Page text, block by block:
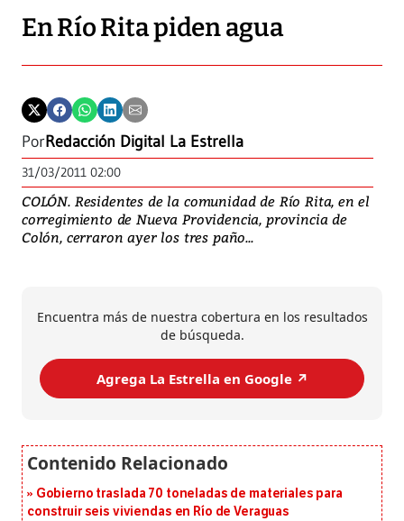
En Río Rita piden agua
PorRedacción Digital La Estrella
31/03/2011 02:00
COLÓN. Residentes de la comunidad de Río Rita, en el
corregimiento de Nueva Providencia, provincia de
Colón, cerraron ayer los tres paño...
Encuentra más de nuestra cobertura en los resultados
de búsqueda.
Agrega La Estrella en Google ↗️
Gobierno traslada 70 toneladas de materiales para
construir seis viviendas en Río de Veraguas